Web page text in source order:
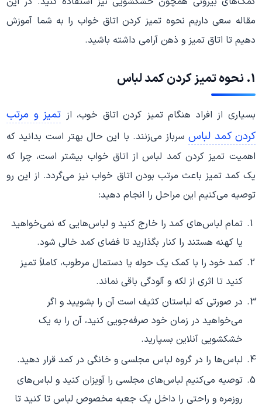
مقاله سعی داریم نحوه تمیز کردن اتاق خواب را به شما آموزش
دهیم تا اتاق تمیز و ذهن آرامی داشته باشید.
1. نحوه تمیز کردن کمد لباس
بسیاری از افراد هنگام تمیز کردن اتاق خوب، از تمیز و مرتب
کردن کمد لباسسرباز می‌زنند. با این حال بهتر است بدانید که
اهمیت تمیز کردن کمد لباس از اتاق خواب بیشتر است، چرا که
یک کمد تمیز باعث مرتب بودن اتاق خواب نیز می‌گردد. از این رو
توصیه می‌کنیم این مراحل را انجام دهید:
تمام لباس‌های کمد را خارج کنید و لباس‌هایی که نمی‌خواهید
یا کهنه هستند را کنار بگذارید تا فضای کمد خالی شود.
کمد خود را با کمک یک حوله یا دستمال مرطوب، کاملاً تمیز
کنید تا اثری از لکه و آلودگی باقی نماند.
در صورتی که لباستان کثیف است آن را بشویید و اگر
می‌خواهید در زمان خود صرفه‌جویی کنید، آن را به یک
خشکشویی آنلاین بسپارید.
لباس‌ها را در گروه لباس مجلسی و خانگی در کمد قرار دهید.
توصیه می‌کنیم لباس‌های مجلسی را آویزان کنید و لباس‌های
روزمره و راحتی را داخل یک جعبه مخصوص لباس تا کنید تا